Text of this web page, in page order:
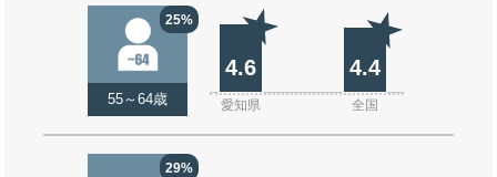
25%
55～64歳
4.6 4.4
愛知県 全国
29%